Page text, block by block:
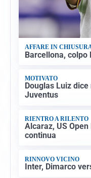
AFFARE IN
Barcellona, colpo
MOTIVATO
Douglas Luiz
Juventus
RIENTRO A RILENTO
Alcaraz, US
continua
RINNOVO VICINO
Inter, Dimarco